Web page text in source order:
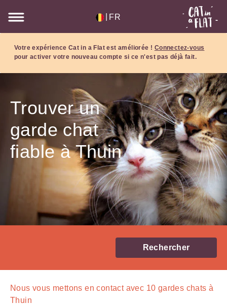
FR
Votre expérience Cat in a Flat est améliorée ! Connectez-vous
pour activer votre nouveau compte si ce n'est pas déjà fait.
Trouver un
garde chat
fiable à Thuin
Rechercher
Nous vous mettons en contact avec 10 gardes chats à
Thuin